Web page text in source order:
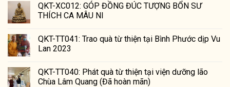
QKT-XC012: GÓP ĐỒNG ĐÚC TƯỢNG BỔN SƯ
THÍCH CA MÂU NI
QKT-TT041: Trao quà từ thiện tại Bình Phước dịp Vu
Lan 2023
QKT-TT040: Phát quà từ thiện tại viện dưỡng lão
Chùa Lâm Quang (Đã hoàn mãn)